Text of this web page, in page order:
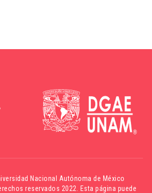
Nacional Autónoma de México
reservados 2022. Esta página puede